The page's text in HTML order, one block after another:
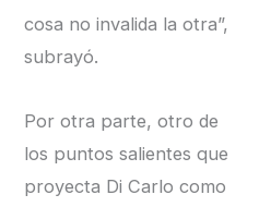
cosa no invalida la otra”,
subrayó.
Por otra parte, otro de
los puntos salientes que
proyecta Di Carlo como